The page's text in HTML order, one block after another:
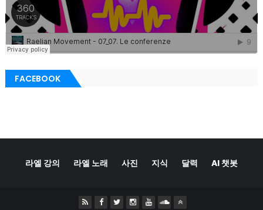
FACEBOOK
라엘 강의 라엘 노래 사진 지식 달력 AI 챗봇